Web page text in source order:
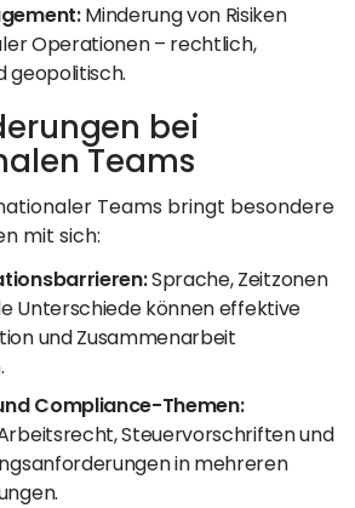
Minderung von Risiken
Operationen – rechtlich,
geopolitisch.
bei
Teams
Teams bringt besondere
mit sich:
Sprache, Zeitzonen
Unterschiede können effektive
und Zusammenarbeit
Compliance-Themen:
Steuervorschriften und
in mehreren